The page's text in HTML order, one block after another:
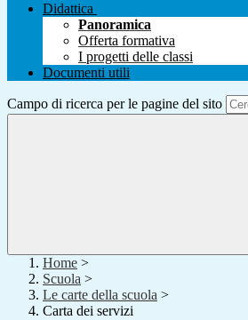
Didattica
Panoramica
Offerta formativa
I progetti delle classi
Documenti utili
Campo di ricerca per le pagine del sito
Home >
Scuola >
Le carte della scuola >
Carta dei servizi